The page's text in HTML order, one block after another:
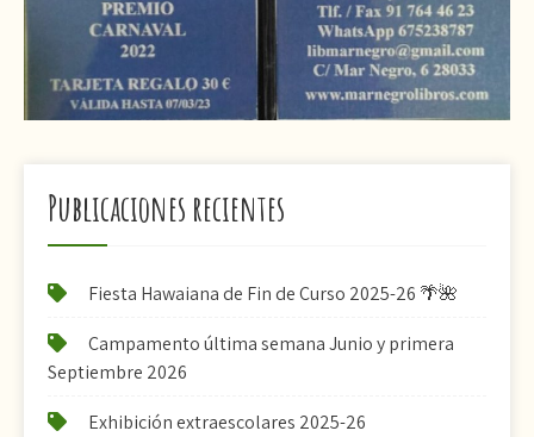
Publicaciones recientes
Fiesta Hawaiana de Fin de Curso 2025-26 🌴🌺
Campamento última semana Junio y primera
Septiembre 2026
Exhibición extraescolares 2025-26